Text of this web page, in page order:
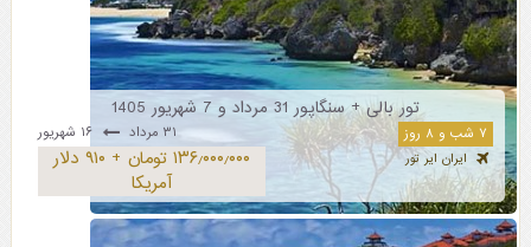
تور بالی + سنگاپور 31 مرداد و 7 شهریور 1405
۷ شب و ۸ روز ۳۱ مرداد ۱۶ شهریور
ایران ایر تور
۱۳۶٫۰۰۰٫۰۰۰ تومان + ۹۱۰ دلار
آمریکا